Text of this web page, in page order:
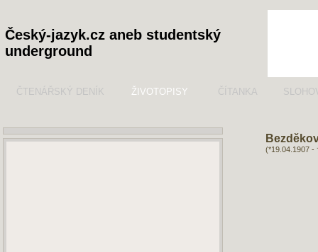
Český-jazyk.cz aneb studentský
underground
ČTENÁŘSKÝ DENÍK ŽIVOTOPISY ČÍTANKA
(*19.04.1907 -